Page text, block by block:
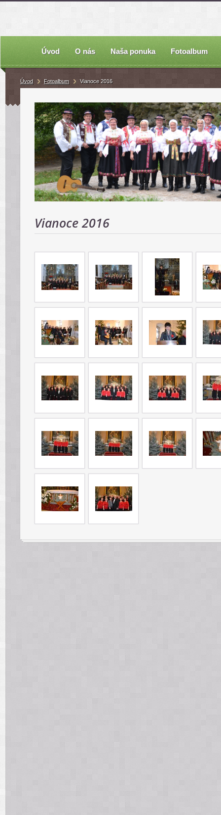
Úvod O nás Naša ponuka Fotoalbum
Úvod Fotoalbum Vianoce 2016
Vianoce 2016